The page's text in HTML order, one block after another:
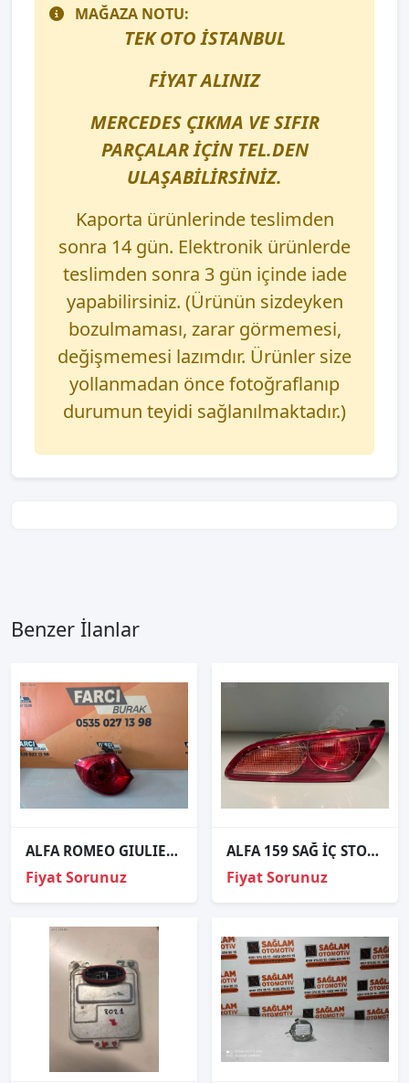
MAĞAZA NOTU:
TEK OTO İSTANBUL
FİYAT ALINIZ
MERCEDES ÇIKMA VE SIFIR
PARÇALAR İÇİN TEL.DEN
ULAŞABİLİRSİNİZ.
Kaporta ürünlerinde teslimden
sonra 14 gün. Elektronik ürünlerde
teslimden sonra 3 gün içinde iade
yapabilirsiniz. (Ürünün sizdeyken
bozulmaması, zarar görmemesi,
değişmemesi lazımdır. Ürünler size
yollanmadan önce fotoğraflanıp
durumun teyidi sağlanılmaktadır.)
Benzer İlanlar
ALFA ROMEO GIULIETTA SOL STOP ORJİNAL
Fiyat Sorunuz
ALFA 159 SAĞ İÇ STOP SIFIR ÜRÜN ORJİNAL
Fiyat Sorunuz